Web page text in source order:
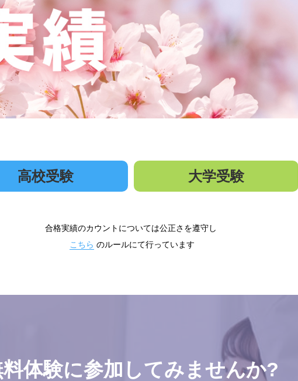
高校受験 大学受験
合格実績のカウントについては公正さを遵守し
こちら のルールにて行っています
体験に参加してみませんか?